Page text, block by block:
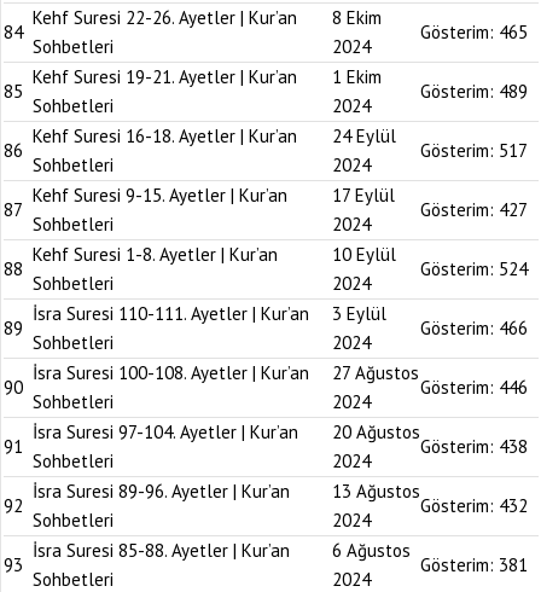
84
Kehf Suresi 22-26. Ayetler | Kur’an
Sohbetleri
8 Ekim
2024
Gösterim: 465
85
Kehf Suresi 19-21. Ayetler | Kur’an
Sohbetleri
1 Ekim
2024
Gösterim: 489
86
Kehf Suresi 16-18. Ayetler | Kur’an
Sohbetleri
24 Eylül
2024
Gösterim: 517
87
Kehf Suresi 9-15. Ayetler | Kur’an
Sohbetleri
17 Eylül
2024
Gösterim: 427
88
Kehf Suresi 1-8. Ayetler | Kur’an
Sohbetleri
10 Eylül
2024
Gösterim: 524
89
İsra Suresi 110-111. Ayetler | Kur’an
Sohbetleri
3 Eylül
2024
Gösterim: 466
90
İsra Suresi 100-108. Ayetler | Kur’an
Sohbetleri
27 Ağustos
2024
Gösterim: 446
91
İsra Suresi 97-104. Ayetler | Kur’an
Sohbetleri
20 Ağustos
2024
Gösterim: 438
92
İsra Suresi 89-96. Ayetler | Kur’an
Sohbetleri
13 Ağustos
2024
Gösterim: 432
93
İsra Suresi 85-88. Ayetler | Kur’an
Sohbetleri
6 Ağustos
2024
Gösterim: 381